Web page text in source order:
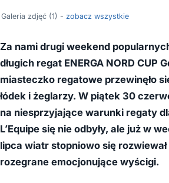
Galeria zdjęć (1) - zobacz wszystkie
Za nami drugi weekend
długich regat ENERGA NORD CUP
miasteczko regatowe przewinęło
łódek i żeglarzy. W piątek 30
na niesprzyjające warunki regaty
L’Equipe się nie odbyły, ale już w
lipca wiatr stopniowo się rozwiewał
rozegrane emocjonujące wyścigi.